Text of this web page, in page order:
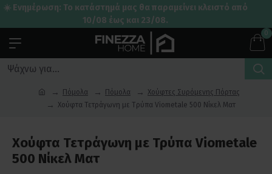
☀️ Ενημέρωση: Το κατάστημά μας θα παραμείνει κλειστό από
10/08 έως και 23/08.
0
Πόμολα Πόμολα
Χούφτες Συρόμενης Πόρτας
Χούφτα Τετράγωνη με Τρύπα Viometale 500 Νίκελ Ματ
Χούφτα Τετράγωνη με Τρύπα Viometale
500 Νίκελ Ματ